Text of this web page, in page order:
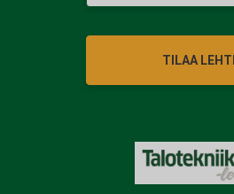
TILAA LEHTI